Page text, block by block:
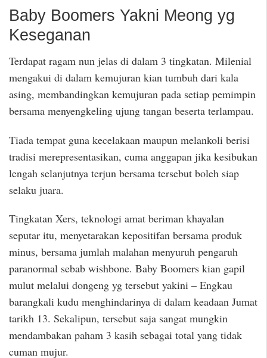
Baby Boomers Yakni Meong yg
Keseganan
Terdapat ragam nun jelas di dalam 3 tingkatan. Milenial
mengakui di dalam kemujuran kian tumbuh dari kala
asing, membandingkan kemujuran pada setiap pemimpin
bersama menyengkeling ujung tangan beserta terlampau.
Tiada tempat guna kecelakaan maupun melankoli berisi
tradisi merepresentasikan, cuma anggapan jika kesibukan
lengah selanjutnya terjun bersama tersebut boleh siap
selaku juara.
Tingkatan Xers, teknologi amat beriman khayalan
seputar itu, menyetarakan kepositifan bersama produk
minus, bersama jumlah malahan menyuruh pengaruh
paranormal sebab wishbone. Baby Boomers kian gapil
mulut melalui dongeng yg tersebut yakini – Engkau
barangkali kudu menghindarinya di dalam keadaan Jumat
tarikh 13. Sekalipun, tersebut saja sangat mungkin
mendambakan paham 3 kasih sebagai total yang tidak
cuman mujur.